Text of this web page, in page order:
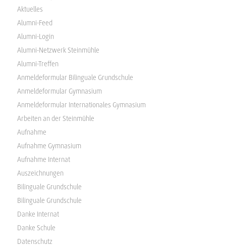
Aktuelles
Alumni-Feed
Alumni-Login
Alumni-Netzwerk Steinmühle
Alumni-Treffen
Anmeldeformular Bilinguale Grundschule
Anmeldeformular Gymnasium
Anmeldeformular Internationales Gymnasium
Arbeiten an der Steinmühle
Aufnahme
Aufnahme Gymnasium
Aufnahme Internat
Auszeichnungen
Bilinguale Grundschule
Bilinguale Grundschule
Danke Internat
Danke Schule
Datenschutz